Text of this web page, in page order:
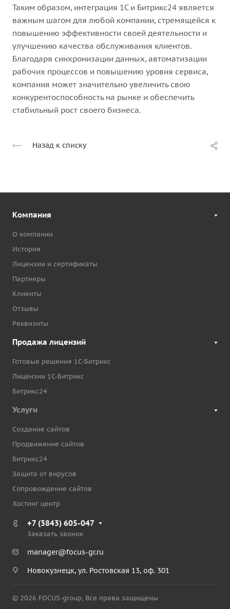
Таким образом, интеграция 1С и Битрикс24 является
важным шагом для любой компании, стремящейся к
повышению эффективности своей деятельности и
улучшению качества обслуживания клиентов.
Благодаря синхронизации данных, автоматизации
рабочих процессов и повышению уровня сервиса,
компания может значительно увеличить свою
конкурентоспособность на рынке и обеспечить
стабильный рост своего бизнеса.
Назад к списку
Компания
О компании
История
Лицензии и сертификаты
Партнеры
Клиенты
Отзывы
Реквизиты
Продажа лицензий
Готовые решения 1С-Битрикс
Лицензии 1С-Битрикс
Битрикс24
Услуги
Создание сайтов
Продвижение сайтов
Битрикс24
Защита от вирусов
Сопровождение сайтов
Хостинг центр
+7 (3843) 605-047
Заказать звонок
manager@focus-gr.ru
Новокузнецк, ул. Ростовская 13, оф. 301
© 2026 FOCUS-group, Все права защищены